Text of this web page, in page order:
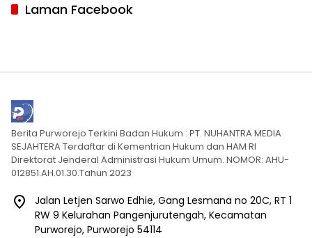
Laman Facebook
Berita Purworejo Terkini Badan Hukum : PT. NUHANTRA MEDIA
SEJAHTERA Terdaftar di Kementrian Hukum dan HAM RI
Direktorat Jenderal Administrasi Hukum Umum. NOMOR: AHU-
012851.AH.01.30.Tahun 2023
Jalan Letjen Sarwo Edhie, Gang Lesmana no 20C, RT 1
RW 9 Kelurahan Pangenjurutengah, Kecamatan
Purworejo, Purworejo 54114